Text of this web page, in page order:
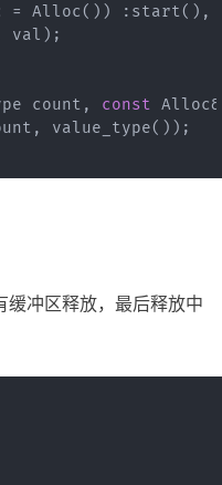
= Alloc()) : start(),
val );
count , const Alloc&
, value_type());
缓冲区释放，最后释放中